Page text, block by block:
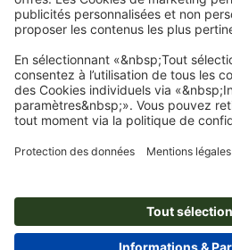
À propos de nous
L'entreprise
Presse
Service
Modes de paiement
Blog
15 %